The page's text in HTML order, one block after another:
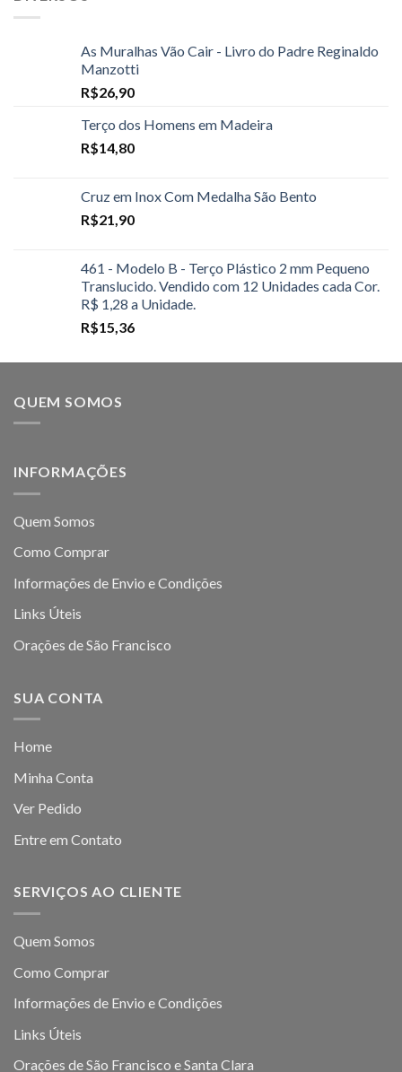
As Muralhas Vão Cair - Livro do Padre Reginaldo
Manzotti
R$26,90
Terço dos Homens em Madeira
R$14,80
Cruz em Inox Com Medalha São Bento
R$21,90
461 - Modelo B - Terço Plástico 2 mm Pequeno
Translucido. Vendido com 12 Unidades cada Cor.
R$ 1,28 a Unidade.
R$15,36
QUEM SOMOS
INFORMAÇÕES
Quem Somos
Como Comprar
Informações de Envio e Condições
Links Úteis
Orações de São Francisco
SUA CONTA
Home
Minha Conta
Ver Pedido
Entre em Contato
SERVIÇOS AO CLIENTE
Quem Somos
Como Comprar
Informações de Envio e Condições
Links Úteis
Orações de São Francisco e Santa Clara